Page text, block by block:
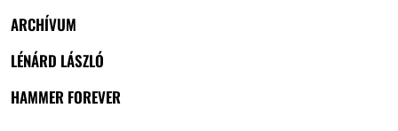
ARCHÍVUM
LÉNÁRD LÁSZLÓ
HAMMER FOREVER